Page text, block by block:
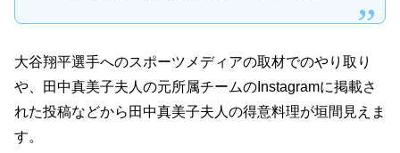
大谷翔平選手へのスポーツメディアの取材でのやり取り
や、田中真美子夫人の元所属チームのInstagramに掲載さ
れた投稿などから田中真美子夫人の得意料理が垣間見えま
す。